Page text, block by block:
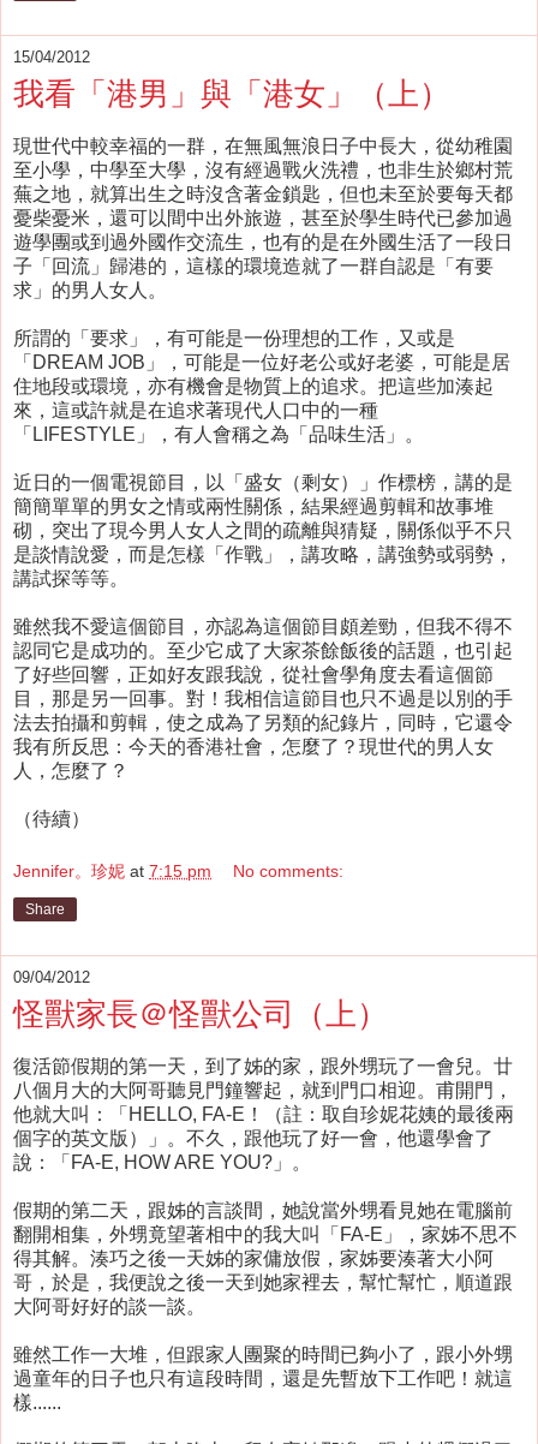
15/04/2012
我看「港男」與「港女」（上）
現世代中較幸福的一群，在無風無浪日子中長大，從幼稚園
至小學，中學至大學，沒有經過戰火洗禮，也非生於鄉村荒
蕪之地，就算出生之時沒含著金鎖匙，但也未至於要每天都
憂柴憂米，還可以間中出外旅遊，甚至於學生時代已參加過
遊學團或到過外國作交流生，也有的是在外國生活了一段日
子「回流」歸港的，這樣的環境造就了一群自認是「有要
求」的男人女人。
所謂的「要求」，有可能是一份理想的工作，又或是
「DREAM JOB」，可能是一位好老公或好老婆，可能是居
住地段或環境，亦有機會是物質上的追求。把這些加湊起
來，這或許就是在追求著現代人口中的一種
「LIFESTYLE」，有人會稱之為「品味生活」。
近日的一個電視節目，以「盛女（剩女）」作標榜，講的是
簡簡單單的男女之情或兩性關係，結果經過剪輯和故事堆
砌，突出了現今男人女人之間的疏離與猜疑，關係似乎不只
是談情說愛，而是怎樣「作戰」，講攻略，講強勢或弱勢，
講試探等等。
雖然我不愛這個節目，亦認為這個節目頗差勁，但我不得不
認同它是成功的。至少它成了大家茶餘飯後的話題，也引起
了好些回響，正如好友跟我說，從社會學角度去看這個節
目，那是另一回事。對！我相信這節目也只不過是以別的手
法去拍攝和剪輯，使之成為了另類的紀錄片，同時，它還令
我有所反思：今天的香港社會，怎麼了？現世代的男人女
人，怎麼了？
（待續）
Jennifer。珍妮 at 7:15 pm No comments:
Share
09/04/2012
怪獸家長＠怪獸公司（上）
復活節假期的第一天，到了姊的家，跟外甥玩了一會兒。廿
八個月大的大阿哥聽見門鐘響起，就到門口相迎。甫開門，
他就大叫：「HELLO, FA-E！（註：取自珍妮花姨的最後兩
個字的英文版）」。不久，跟他玩了好一會，他還學會了
說：「FA-E, HOW ARE YOU?」。
假期的第二天，跟姊的言談間，她說當外甥看見她在電腦前
翻開相集，外甥竟望著相中的我大叫「FA-E」，家姊不思不
得其解。湊巧之後一天姊的家傭放假，家姊要湊著大小阿
哥，於是，我便說之後一天到她家裡去，幫忙幫忙，順道跟
大阿哥好好的談一談。
雖然工作一大堆，但跟家人團聚的時間已夠小了，跟小外甥
過童年的日子也只有這段時間，還是先暫放下工作吧！就這
樣......